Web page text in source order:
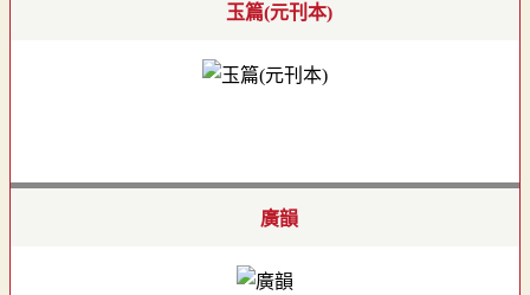
玉篇(元刊本)
廣韻